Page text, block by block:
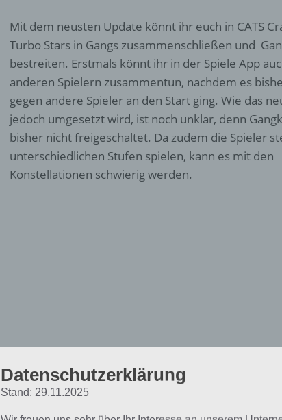
Mit dem neusten Update könnt ihr euch in CATS
Turbo Stars in Gangs zusammenschließen und
bestreiten. Erstmals könnt ihr in der Spiele App
anderen Spielern zusammentun, nachdem es
gegen andere Spieler an den Start ging. Wie das
jedoch umgesetzt wird, ist noch unklar, denn
bisher nicht freigeschaltet. Da zudem die Spieler
unterschiedlichen Stufen spielen, kann es mit den
Konstellationen schwierig werden.
Datenschutzerklärung
Stand: 29.11.2025